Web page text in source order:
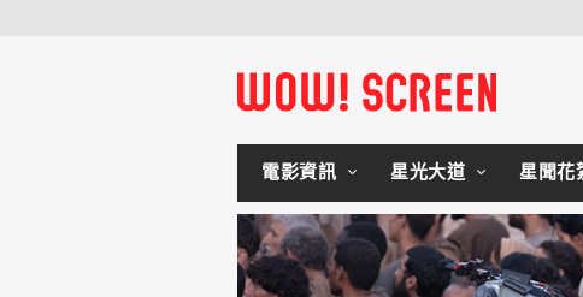
電影資訊 星光大道 星聞花